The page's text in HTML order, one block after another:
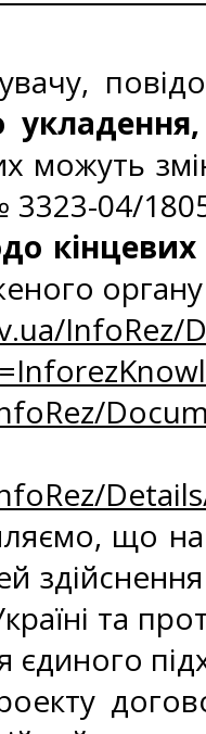
можуть
3323-04/
InfoRez/
що
здійснення
та